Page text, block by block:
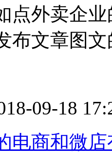
点外卖企
布文章图
09-18
电商和微